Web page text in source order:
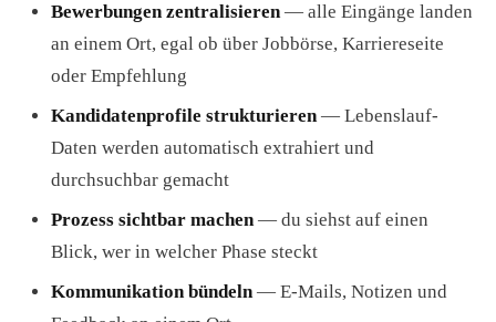
Bewerbungen zentralisieren— alle Eingänge landen
an einem Ort, egal ob über Jobbörse, Karriereseite
oder Empfehlung
Kandidatenprofile strukturieren— Lebenslauf-
Daten werden automatisch extrahiert und
durchsuchbar gemacht
Prozess sichtbar machen— du siehst auf einen
Blick, wer in welcher Phase steckt
Kommunikation bündeln— E-Mails, Notizen und